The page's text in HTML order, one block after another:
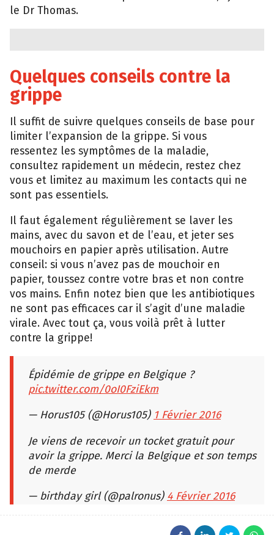
le Dr Thomas.
Quelques conseils contre la
grippe
Il suffit de suivre quelques conseils de base pour
limiter l’expansion de la grippe. Si vous
ressentez les symptômes de la maladie,
consultez rapidement un médecin, restez chez
vous et limitez au maximum les contacts qui ne
sont pas essentiels.
Il faut également régulièrement se laver les
mains, avec du savon et de l’eau, et jeter ses
mouchoirs en papier après utilisation. Autre
conseil: si vous n’avez pas de mouchoir en
papier, toussez contre votre bras et non contre
vos mains. Enfin notez bien que les antibiotiques
ne sont pas efficaces car il s’agit d’une maladie
virale. Avec tout ça, vous voilà prêt à lutter
contre la grippe!
Épidémie de grippe en Belgique ?
pic.twitter.com/0oI0FziEkm
— Horus105 (@Horus105) 1 Février 2016
Je viens de recevoir un tocket gratuit pour
avoir la grippe. Merci la Belgique et son temps
de merde
— birthday girl (@palronus) 4 Février 2016